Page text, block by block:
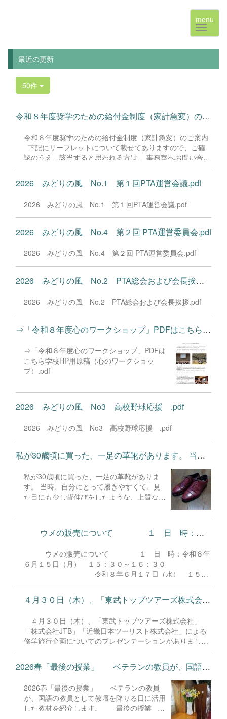
menu
最近の更新
50件
令和８年度奨学のための給付金制度（家計急変）のご案内 ...
令和８年度奨学のための給付金制度（家計急変）のご案内
下記にリーフレットについて載せてありますので、ご確
認のうえ、該当すると思われる方は、 事務室へお問い合わ
せください。 令和8年度奨学のための給付金制度（家計急
変）.pdf 事務室代表電話番号 029-298-6266 音声ガイダ
ンスで『９』を押してください。 電話受付時間 平日8:30
繋がりません)
2026 みどりの風 No.1 第１回PTA運営会議.pdf
2026 みどりの風 No.1 第１回PTA運営会議.pdf
2026 みどりの風 No.4 第２回 PTA運営委員会.pdf
2026 みどりの風 No.4 第２回 PTA運営委員会.pdf
2026 みどりの風 No.2 PTA総会および会長挨拶.pdf
2026 みどりの風 No.2 PTA総会および会長挨拶.pdf
⇒「令和８年度心のワークショップ」PDFはこちら学校HP用原稿...
⇒「令和８年度心のワークショップ」PDFは
こちら学校HP用原稿（心のワークショッ
プ）.pdf
2026 みどりの風 No3 高校野球応援 .pdf
2026 みどりの風 No3 高校野球応援 .pdf
私が30歳頃に買った、一足の革靴があります。 当時、自分にとっ...
私が30歳頃に買った、一足の革靴がありま
す。 当時、自分にとって履きやすくて、見
た目にも少し背伸びをしたような、上質な靴
はとても足に馴染み、手放すことができない
ほどお気に入りになりました。これまでの
間、靴底を何度も張り替えながら、大切に履
わりのことです。 革の表面が変色し、汚れ
や傷みも目立つようになってしまいました。
「いよいよ、この大切な靴も手放すしかない
のかな……」と、諦めかけていた時のことで
す。 SNSで靴修理について調べていると、
っそく店を訪れ、靴の状態を相談したとこ
ろ、若く活きいきとした店主がこのように言
ってくれたのです。 「色の変色や傷みな
して安くはありませんでしたが、「もう一度
て修理をお願いすることにしました。 それ
から3週間後、再び店を訪れ、戻ってきた靴
と再会しました。 修...
ウメの販売について １ 日 時：令和８年６月１...
ウメの販売について １ 日 時：令和８年
６月１５日（月） １５：３０～１６：３０
令和８年６月１７日（水） １５：
３０～１６：３０ ※天候により、販
売日が前後する場合があります。
数量限定のため、なくなり次第、終了させていいただきま
１ｋｇ A品 １０００円
１ｋｇ B
品 ８００円
（白加賀） １ｋｇ A
品 ８００円
※いずれも販
売数は未定です。 ３ 場 所：水戸農業高等学
校 果樹園 ４ その他：
４月３０日（木）、「東武トップツアーズ株式会社」「株式会社J...
４月３０日（木）、「東武トップツアーズ株式会社」
「株式会社JTB」「近畿日本ツーリスト株式会社」による
修学旅行企画についてのプレゼンテーションがありまし
た。 １学年委員長、本校管理職、１学年教職員による厳
正な審査の結果、「株式会社JTB」を採用することに決ま
りました。旅行方面の大枠は近畿方面ですが、詳細につい
ては今後も話し合いを通して組み上げてまいります。
2026春「最後の授業」 ベテランの教員が、国語の教員...
2026春「最後の授業」 ベテランの教員
が、国語の教員として教壇を降りる日に活用
した教材を紹介します。 最後の授業